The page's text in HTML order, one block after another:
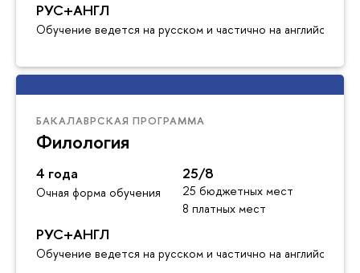
РУС+АНГЛ
Обучение ведется на русском и частично на английском
БАКАЛАВРСКАЯ ПРОГРАММА
Филология
4 года
Очная форма обучения
25/8
25 бюджетных мест
8 платных мест
РУС+АНГЛ
Обучение ведется на русском и частично на английском